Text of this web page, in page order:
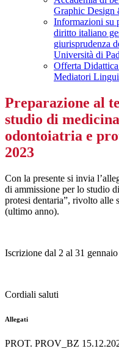
Graphic Design
Informazioni su
diritto italiano
giurisprudenza
Università di
Offerta
Mediatori
Preparazione al
studio di
odontoiatria e
2023
Con la presente si invia
di ammissione per lo studio
protesi dentaria”, rivolto alle
(ultimo anno).
Iscrizione dal 2 al 31
Cordiali saluti
Allegati
PROT. PROV_BZ